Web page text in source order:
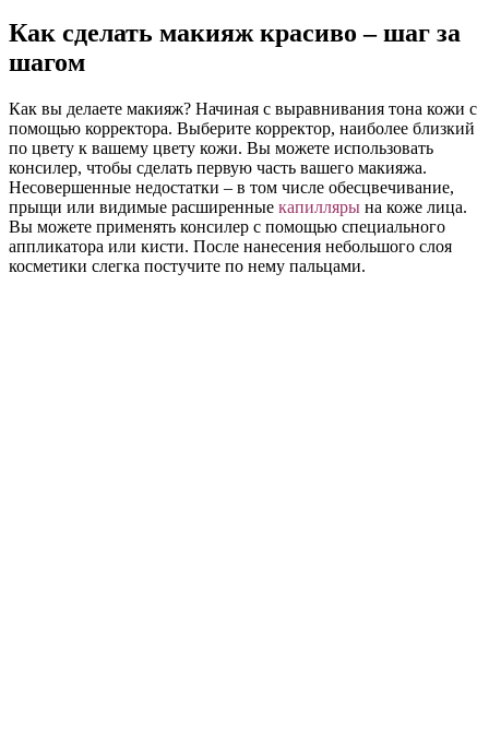
Как сделать макияж красиво – шаг за
шагом
Как вы делаете макияж? Начиная с выравнивания тона кожи с
помощью корректора. Выберите корректор, наиболее близкий
по цвету к вашему цвету кожи. Вы можете использовать
консилер, чтобы сделать первую часть вашего макияжа.
Несовершенные недостатки – в том числе обесцвечивание,
прыщи или видимые расширенные капилляры на коже лица.
Вы можете применять консилер с помощью специального
аппликатора или кисти. После нанесения небольшого слоя
косметики слегка постучите по нему пальцами.